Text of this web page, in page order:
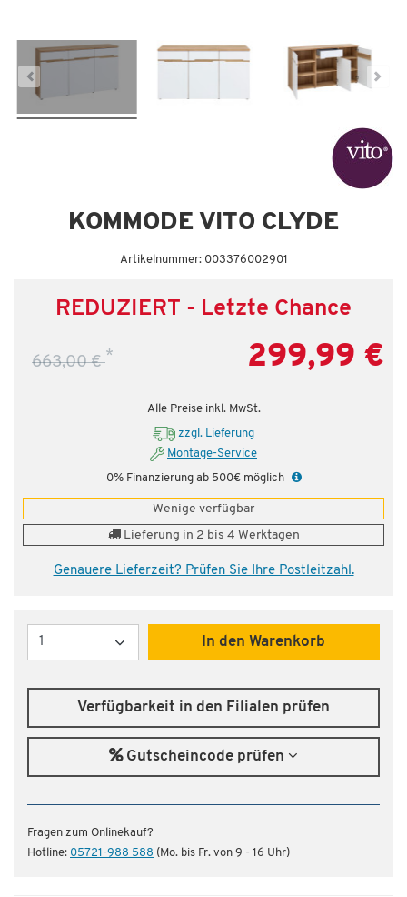
KOMMODE VITO CLYDE
Artikelnummer: 003376002901
REDUZIERT - Letzte Chance
663,00 €* 299,99 €
Alle Preise inkl. MwSt.
zzgl. Lieferung
Montage-Service
0% Finanzierung ab 500€ möglich
Wenige verfügbar
Lieferung in 2 bis 4 Werktagen
Genauere Lieferzeit? Prüfen Sie Ihre Postleitzahl.
Menge
In den Warenkorb
Verfügbarkeit in den Filialen prüfen
Gutscheincode prüfen
Fragen zum Onlinekauf?
Hotline: 05721-988 588 (Mo. bis Fr. von 9 - 16 Uhr)